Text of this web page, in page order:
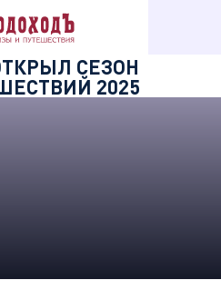
Новости «Водохода»
СЕЗОН
2025